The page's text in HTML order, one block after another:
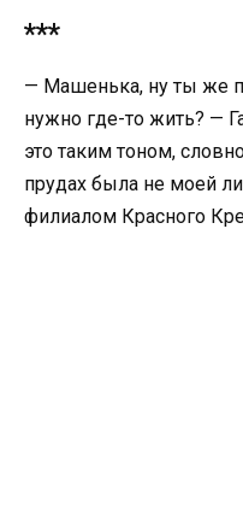
***
— Машенька, ну ты же
нужно где-то жить? —
это таким тоном,
прудах была не моей
филиалом Красного